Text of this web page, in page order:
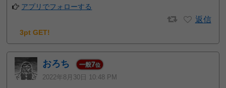
アプリでフォローする
返信
3pt GET!
おろち 一般7位
2022年8月30日 10:48 PM